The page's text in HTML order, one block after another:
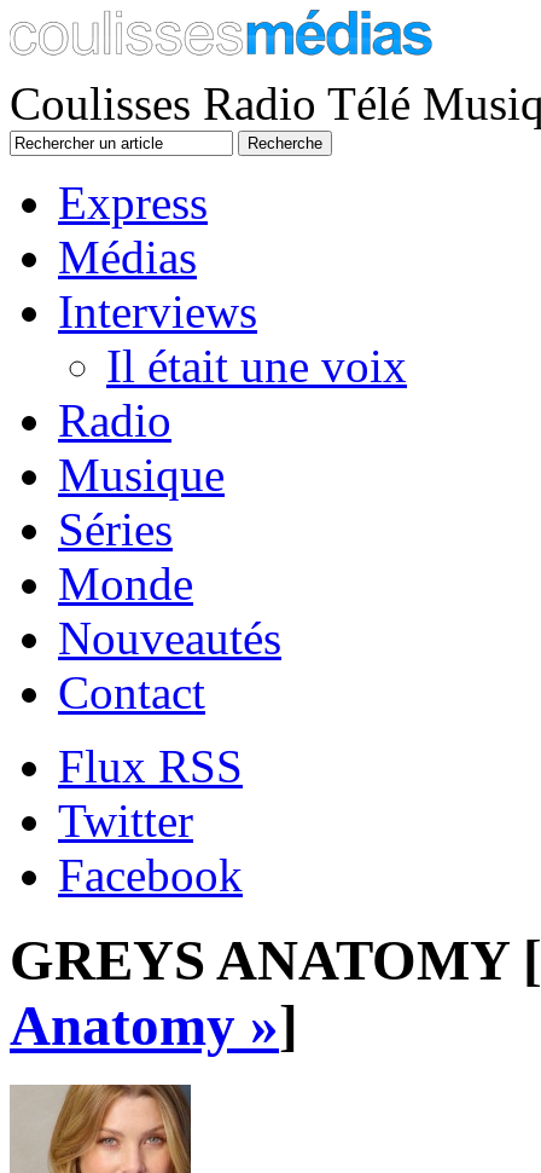
Coulisses Radio Télé
Express
Médias
Interviews
Il était une voix
Radio
Musique
Séries
Monde
Nouveautés
Contact
Flux RSS
Twitter
Facebook
GREYS ANATOMY [
Anatomy »]